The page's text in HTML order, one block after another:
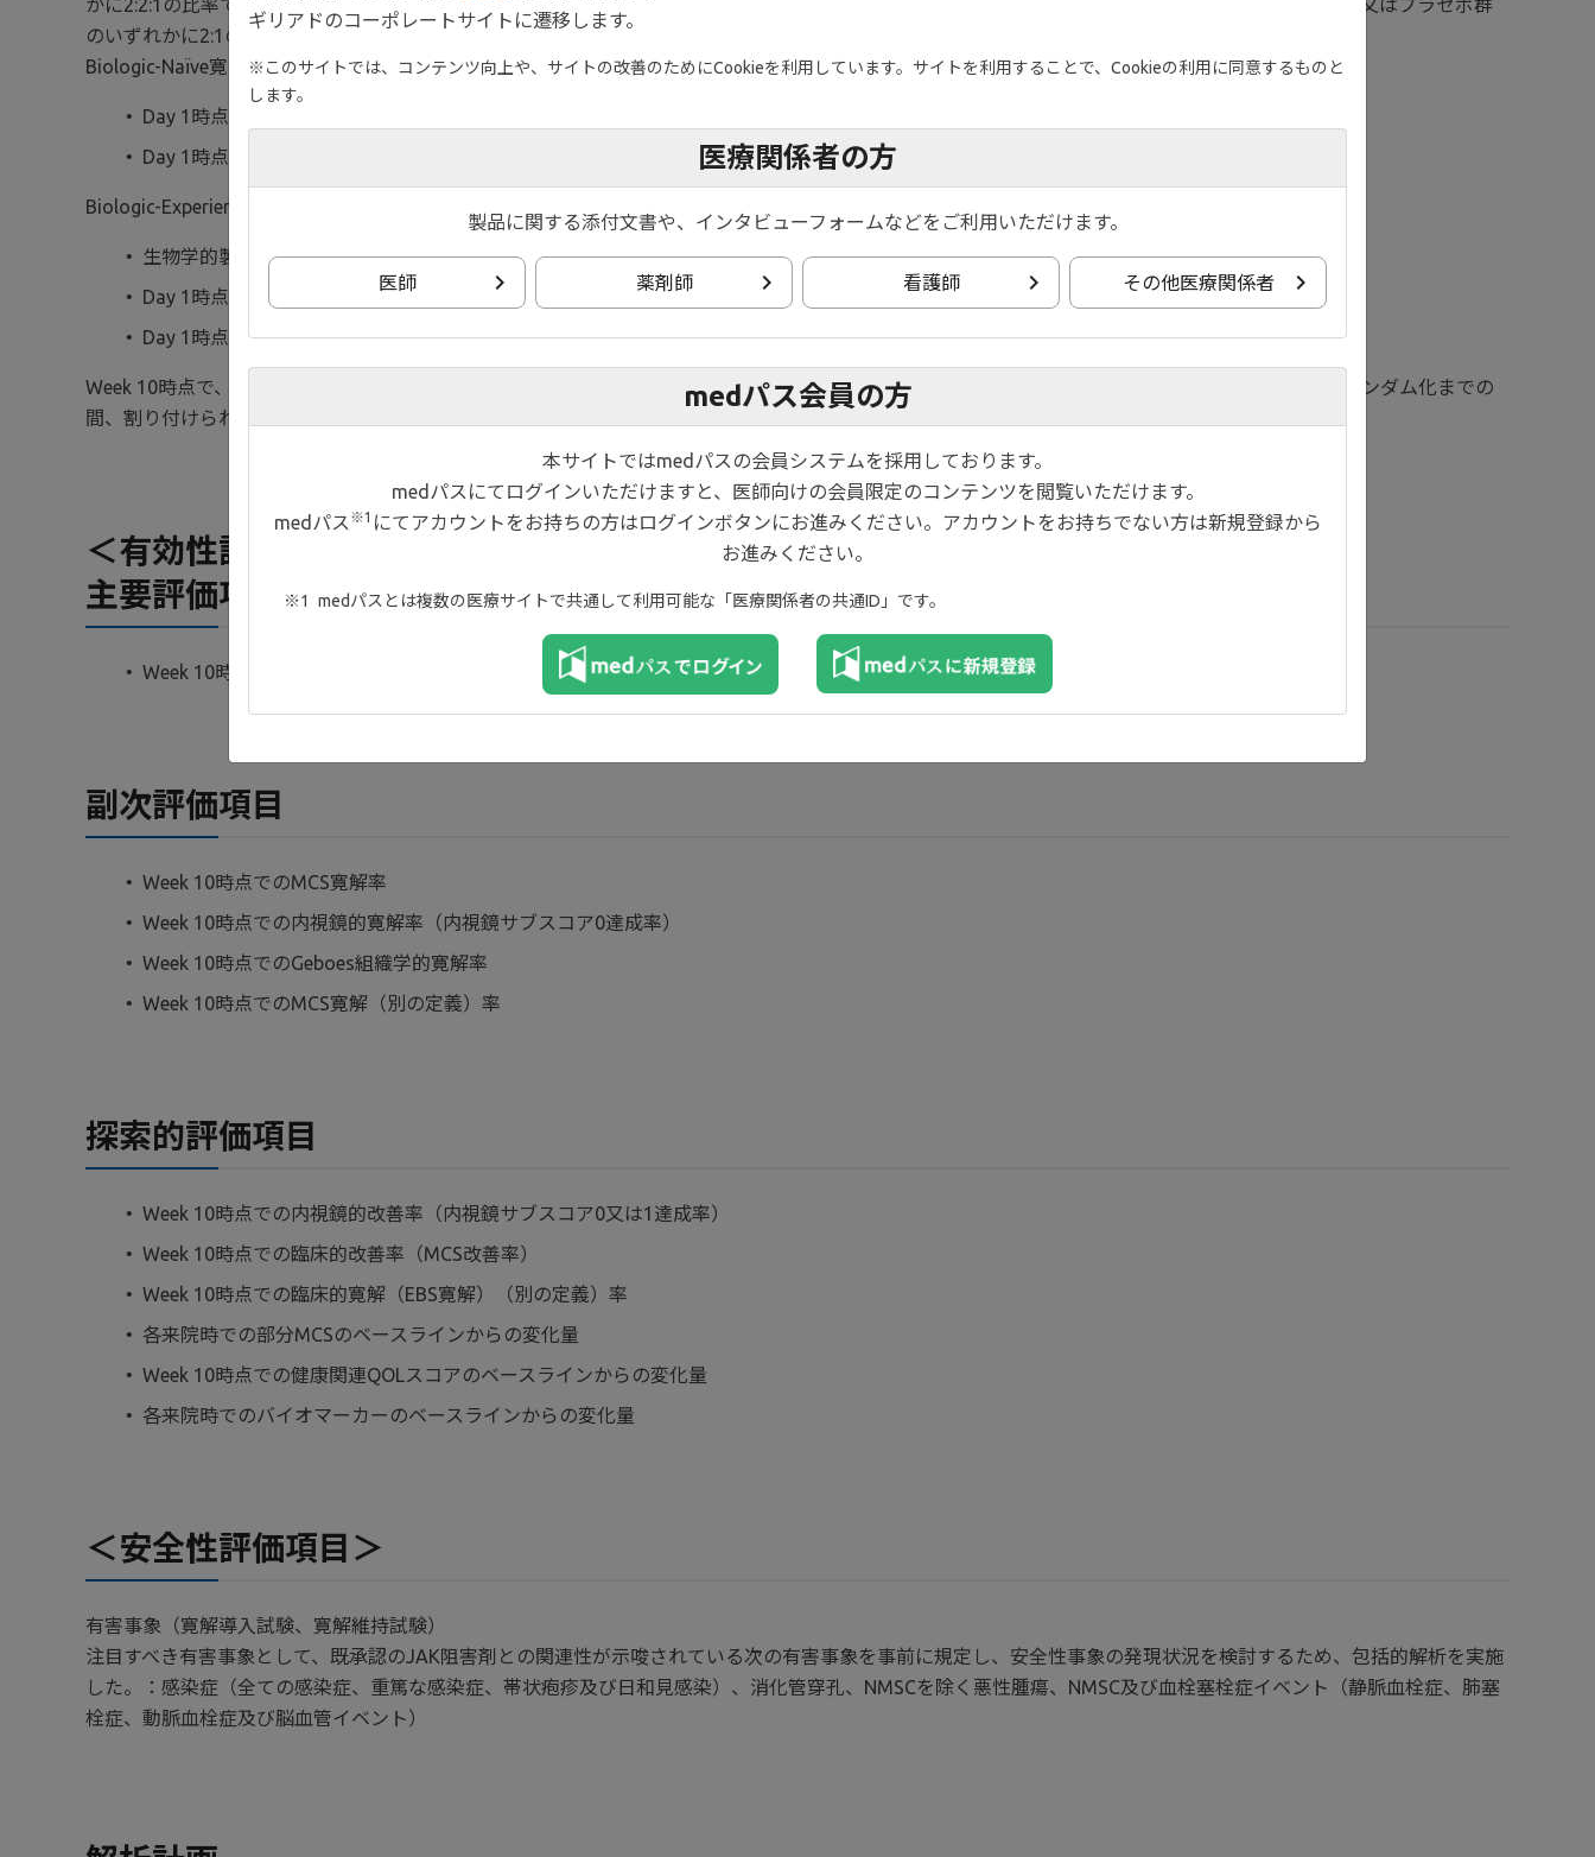
かに2:2:1の比率でランダム割り付けした。米国及び韓国の男性被験者で、dual refractory
と判断されなかった被験者については、ジセレカ100mg群又はプラセボ群
のいずれかに2:1の比率でランダム割り付けした。治験薬は、1日1回経口投与した。
Biologic-Naïve寛解導入試験において、生物学的製剤に未治療の被験者を以下の因子により層別化した。
Day 1時点での全身性経口ステロイド剤（プレドニゾン
Day 1時点での免疫調節剤（6-MP
など）の併用の有無
Biologic-Experienced寛解導入試験において、生物学的製剤に既治療の被験者を以下の因子により層別化した。
生物学的製剤による前治療歴（1種類又は2種類以上）
Day 1時点での全身性経口ステロイド剤（プレドニゾン
など）の併用の有無
Day 1時点での免疫調節剤（6-MP
、アザチオプリン、MTX など）の併用の有無
Week 10時点で、臨床的寛解（EBS寛解）及び臨床的改善（MCS改善）に基づいて有効性を評価した。被験者は、Week 10の終了時からWeek 11の再ランダム化までの
間、割り付けられた治療を盲検下で継続した。
＜有効性評価項目＞
主要評価項目（検証的評価項目）
Week 10時点での臨床的寛解率（EBS寛解率）
副次評価項目
Week 10時点でのMCS寛解率
Week 10時点での内視鏡的寛解率（内視鏡サブスコア0達成率）
Week 10時点でのGeboes組織学的寛解率
Week 10時点でのMCS寛解（別の定義）率
探索的評価項目
Week 10時点での内視鏡的改善率（内視鏡サブスコア0又は1達成率）
Week 10時点での臨床的改善率（MCS改善率）
Week 10時点での臨床的寛解（EBS寛解）（別の定義）率
各来院時での部分MCSのベースラインからの変化量
Week 10時点での健康関連QOLスコアのベースラインからの変化量
各来院時でのバイオマーカーのベースラインからの変化量
＜安全性評価項目＞
有害事象（寛解導入試験、寛解維持試験）
注目すべき有害事象として、既承認のJAK阻害剤との関連性が示唆されている次の有害事象を事前に規定し、安全性事象の発現状況を検討するため、包括的解析を実施
した。：感染症（全ての感染症、重篤な感染症、帯状疱疹及び日和見感染）、消化管穿孔、NMSCを除く悪性腫瘍、NMSC及び血栓塞栓症イベント（静脈血栓症、肺塞
栓症、動脈血栓症及び脳血管イベント）
ギリアドのコーポレートサイトに遷移します。
※このサイトでは、コンテンツ向上や、サイトの改善のためにCookieを利用しています。サイトを利用することで、Cookieの利用に同意するものと
します。
医療関係者の方
製品に関する添付文書や、インタビューフォームなどをご利用いただけます。
医師 薬剤師 看護師 その他医療関係者
medパス会員の方
本サイトではmedパスの会員システムを採用しております。
medパスにてログインいただけますと、医師向けの会員限定のコンテンツを閲覧いただけます。
medパス ※1 にてアカウントをお持ちの方はログインボタンにお進みください。アカウントをお持ちでない方は新規登録から
お進みください。
medパスとは複数の医療サイトで共通して利用可能な「医療関係者の共通ID」です。